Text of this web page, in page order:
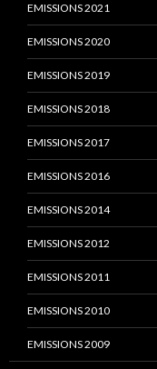
EMISSIONS 2021
EMISSIONS 2020
EMISSIONS 2019
EMISSIONS 2018
EMISSIONS 2017
EMISSIONS 2016
EMISSIONS 2014
EMISSIONS 2012
EMISSIONS 2011
EMISSIONS 2010
EMISSIONS 2009